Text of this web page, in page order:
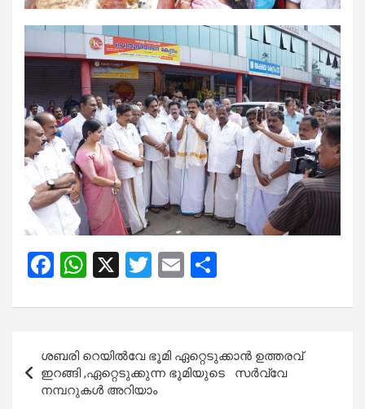
F
ce
o
o
W
at
A
p
X
T
tt
er
E
ail ar
navigation
ശബരി റെയിൽവേ ഭൂമി ഏറ്റെടുക്കാൻ ഉത്തരവ്
ഇറങ്ങി ,ഏറ്റെടുക്കുന്ന ഭൂമിയുടെ സർവ്വേ
നമ്പറുകൾ അറിയാം